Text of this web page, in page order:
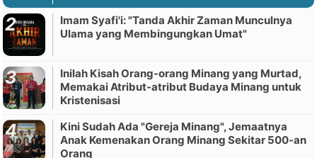
Imam Syafi'i: "Tanda Akhir Zaman Munculnya
Ulama yang Membingungkan Umat"
Inilah Kisah Orang-orang Minang yang Murtad,
Memakai Atribut-atribut Budaya Minang untuk
Kristenisasi
Kini Sudah Ada "Gereja Minang", Jemaatnya
Anak Kemenakan Orang Minang Sekitar 500-an
Orang